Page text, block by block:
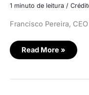
1 minuto de leitura /
Francisco Pereira,
Read More »